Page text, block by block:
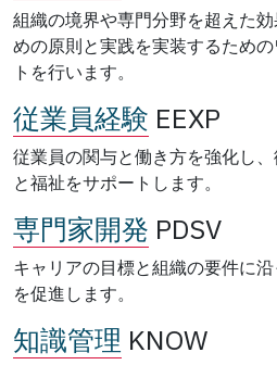
組織の境界や専門分野を超えた
めの原則と実践を実装するため
トを行います。
従業員経験 EEXP
従業員の関与と働き方を強化し
と福祉をサポートします。
専門家開発 PDSV
キャリアの目標と組織の要件に
を促進します。
知識管理 KNOW